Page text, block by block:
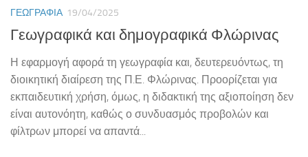
ΓΕΩΓΡΑΦΊΑ 19/04/2025
Γεωγραφικά και δημογραφικά Φλώρινας
Η εφαρμογή αφορά τη γεωγραφία και, δευτερευόντως, τη
διοικητική διαίρεση της Π.Ε. Φλώρινας. Προορίζεται για
εκπαιδευτική χρήση, όμως, η διδακτική της αξιοποίηση δεν
είναι αυτονόητη, καθώς ο συνδυασμός προβολών και
φίλτρων μπορεί να απαντά...